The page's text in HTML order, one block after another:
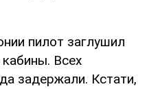
пилот заглушил
Всех
задержали. Кстати,